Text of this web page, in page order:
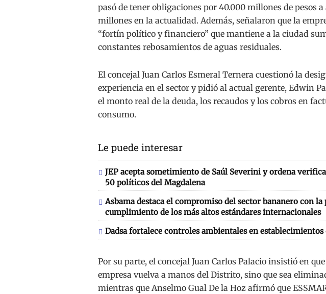
pasó de tener obligaciones por 40.000 millones de pesos
millones en la actualidad. Además, señalaron que la
“fortín político y financiero” que mantiene a la ciudad
constantes rebosamientos de aguas residuales.
El concejal Juan Carlos Esmeral Ternera cuestionó la
experiencia en el sector y pidió al actual gerente, Edwin
el monto real de la deuda, los recaudos y los cobros en
consumo.
Le puede interesar
JEP acepta sometimiento de Saúl Severini y ordena
50 políticos del Magdalena
Asbama destaca el compromiso del sector bananero con
cumplimiento de los más altos estándares internacionales
Dadsa fortalece controles ambientales en
Por su parte, el concejal Juan Carlos Palacio insistió en
empresa vuelva a manos del Distrito, sino que sea
mientras que Anselmo Gual De la Hoz afirmó que